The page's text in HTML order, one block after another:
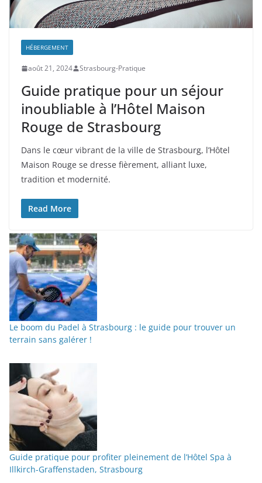
HÉBERGEMENT
août 21, 2024 Strasbourg-Pratique
Guide pratique pour un séjour
inoubliable à l’Hôtel Maison
Rouge de Strasbourg
Dans le cœur vibrant de la ville de Strasbourg, l’Hôtel
Maison Rouge se dresse fièrement, alliant luxe,
tradition et modernité.
Read More
Le boom du Padel à Strasbourg : le guide pour trouver un
terrain sans galérer !
Guide pratique pour profiter pleinement de l’Hôtel Spa à
Illkirch-Graffenstaden, Strasbourg